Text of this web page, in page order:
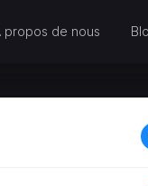
propos de nous